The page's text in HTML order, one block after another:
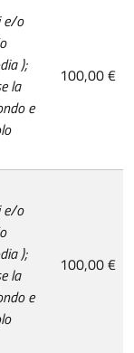
e/o
);
la
e
100,00 €
e/o
);
la
e
100,00 €